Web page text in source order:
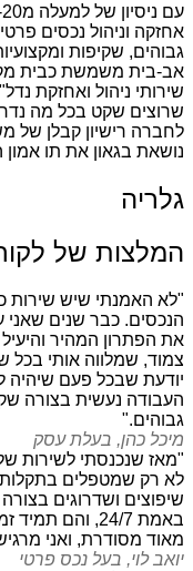
אחזקה וניהול נכסים
גבוהים, שקיפות
אב-בית משמשת כבית
שירותי ניהול ואחזקת
שרוצים שקט בכל מה
לחברה רישיון קבלן
נושאת בגאון את תו אמון
גלריה
המלצות של
"לא האמנתי שיש שירות
הנכסים. כבר שנים
את הפתרון המהיר
צמוד, שמלווה אותי בכל
יודעת שבכל פעם שיהיה
העבודה נעשית בצורה
גבוהים."
מיכל כהן, בעלת עסק
"מאז שנכנסתי לשירות
לא רק שמטפלים
שיפוצים ושדרוגים
באמת 24/7, והם
מאוד מסודרת, ואני
יואב לוי, בעל נכס פרטי